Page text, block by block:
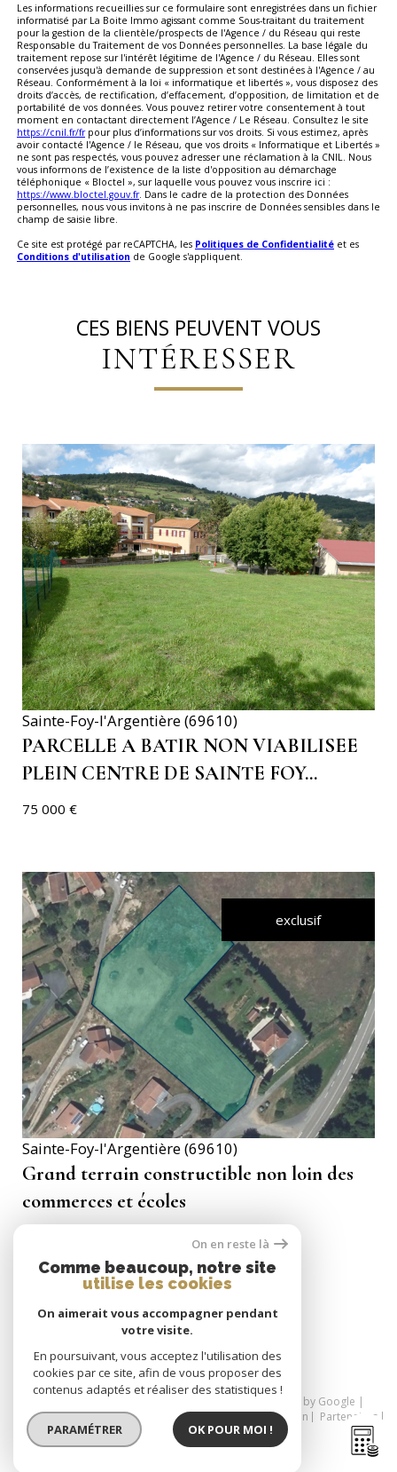
Les informations recueillies sur ce formulaire sont enregistrées dans un fichier
informatisé par La Boite Immo agissant comme Sous-traitant du traitement
pour la gestion de la clientèle/prospects de l'Agence / du Réseau qui reste
Responsable du Traitement de vos Données personnelles. La base légale du
traitement repose sur l'intérêt légitime de l'Agence / du Réseau. Elles sont
conservées jusqu'à demande de suppression et sont destinées à l'Agence / au
Réseau. Conformément à la loi « informatique et libertés », vous disposez des
droits d’accès, de rectification, d’effacement, d’opposition, de limitation et de
portabilité de vos données. Vous pouvez retirer votre consentement à tout
moment en contactant directement l’Agence / Le Réseau. Consultez le site
https://cnil.fr/frpour plus d’informations sur vos droits. Si vous estimez, après
avoir contacté l'Agence / le Réseau, que vos droits « Informatique et Libertés »
ne sont pas respectés, vous pouvez adresser une réclamation à la CNIL. Nous
vous informons de l’existence de la liste d'opposition au démarchage
téléphonique « Bloctel », sur laquelle vous pouvez vous inscrire ici :
https://www.bloctel.gouv.fr. Dans le cadre de la protection des Données
personnelles, nous vous invitons à ne pas inscrire de Données sensibles dans le
champ de saisie libre.
Ce site est protégé par reCAPTCHA, les Politiques de Confidentialité et es
Conditions d'utilisation de Google s'appliquent.
CES BIENS PEUVENT VOUS
INTÉRESSER
VOIR LE BIEN
Sainte-Foy-l'Argentière (69610)
PARCELLE A BATIR NON VIABILISEE
PLEIN CENTRE DE SAINTE FOY...
75 000 €
exclusif
VOIR LE BIEN
Sainte-Foy-l'Argentière (69610)
Grand terrain constructible non loin des
commerces et écoles
SE CONNECTER
espace propriétaire
© 2026 | Tous droits réservés | Traduction powered by Google |
Nos honoraires
Plan du site Mentions légales Admin
Partenaires
Politique RGPD
Cookies
On en reste là
Comme beaucoup, notre site
utilise les cookies
On aimerait vous accompagner pendant
votre visite.
En poursuivant, vous acceptez l'utilisation des
cookies par ce site, afin de vous proposer des
contenus adaptés et réaliser des statistiques !
PARAMÉTRER OK POUR MOI !